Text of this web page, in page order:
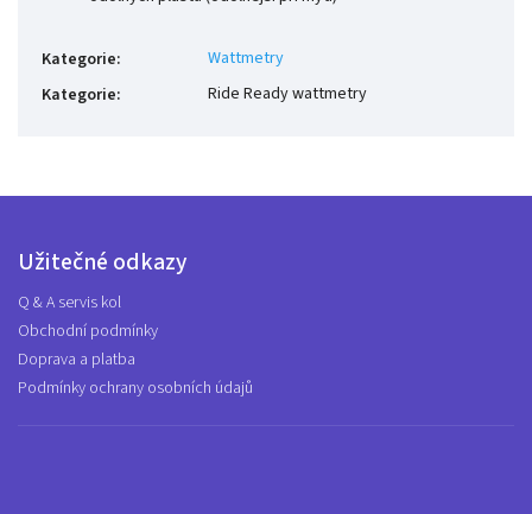
Kategorie:
Wattmetry
Kategorie: Ride Ready wattmetry
Užitečné odkazy
Q & A servis kol
Obchodní podmínky
Doprava a platba
Podmínky ochrany osobních údajů